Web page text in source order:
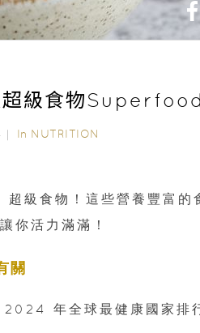
級食物
In NUTRITION
級食物！這些營養豐富的
你活力滿滿！
關
年全球最健康國家排